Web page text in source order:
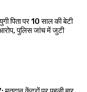
पिता पर 10 साल की बेटी
पुलिस जांच में जुटी